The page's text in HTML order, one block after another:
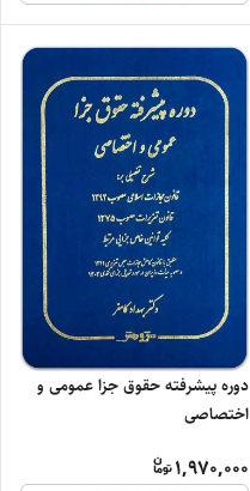
دوره پیشرفته حقوق جزا عمومی و
اختصاصی
1,970,000